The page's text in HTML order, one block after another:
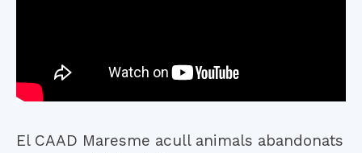
El CAAD Maresme acull animals abandonats